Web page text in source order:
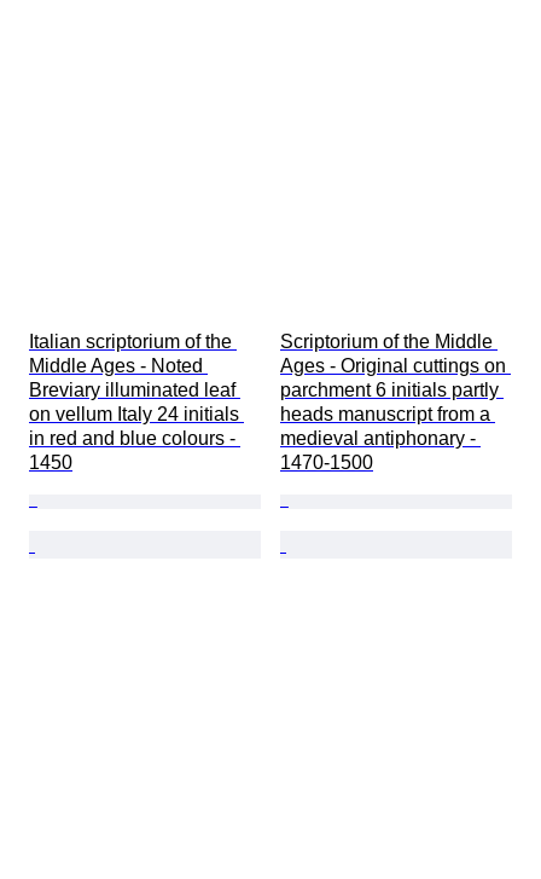
Italian scriptorium of the
Middle Ages - Noted
Breviary illuminated leaf
on vellum Italy 24 initials
in red and blue colours -
1450
Scriptorium of the Middle
Ages - Original cuttings on
parchment 6 initials partly
heads manuscript from a
medieval antiphonary -
1470-1500